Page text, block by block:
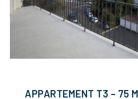
APPARTEMENT T3 – 75